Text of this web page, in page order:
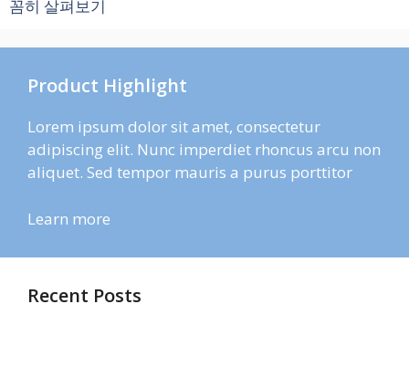
꼼히 살펴보기
Product Highlight
Lorem ipsum dolor sit amet, consectetur
adipiscing elit. Nunc imperdiet rhoncus arcu non
aliquet. Sed tempor mauris a purus porttitor
Learn more
Recent Posts